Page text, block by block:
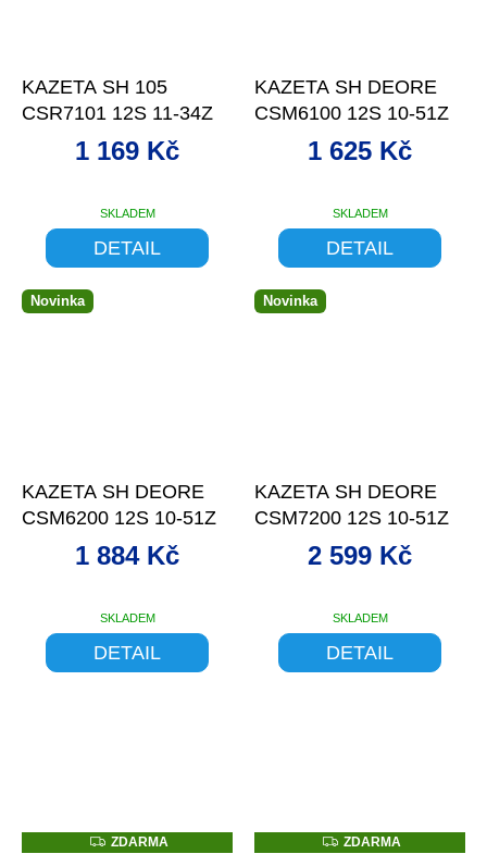
KAZETA SH 105
CSR7101 12S 11-34Z
SKLADEM
1 169 Kč
DETAIL
KAZETA SH DEORE
CSM6100 12S 10-51Z
SKLADEM
1 625 Kč
DETAIL
Novinka
KAZETA SH DEORE
CSM6200 12S 10-51Z
SKLADEM
1 884 Kč
DETAIL
Novinka
KAZETA SH DEORE
CSM7200 12S 10-51Z
SKLADEM
2 599 Kč
DETAIL
ZZDARMA
ZZDARMA